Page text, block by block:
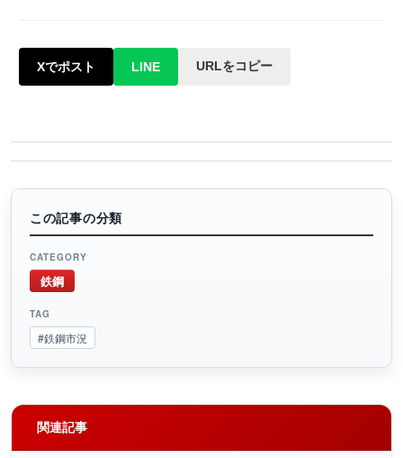
Xでポスト LINE URLをコピー
この記事の分類
CATEGORY
鉄鋼
TAG
#鉄鋼市況
関連記事